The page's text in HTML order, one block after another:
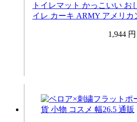
トイレマット かっこいい お
イレ カーキ ARMY アメリカ
1,944 円